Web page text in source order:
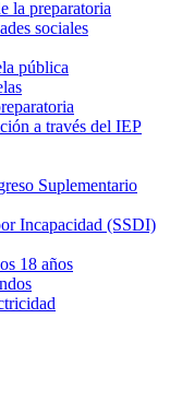
la preparatoria
sociales
pública
a través del IEP
Suplementario
Incapacidad (SSDI)
18 años